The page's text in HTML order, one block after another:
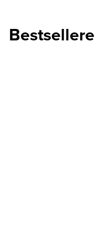
Bestsellere